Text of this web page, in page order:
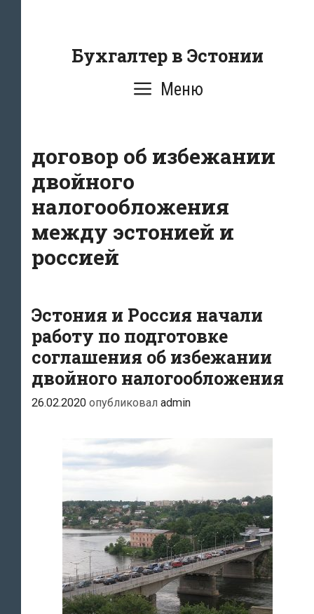
содержаниюБухгалтер в Эстонии
Меню
договор об избежании
двойного
налогообложения
между эстонией и
россией
Эстония и Россия начали
работу по подготовке
соглашения об избежании
двойного налогообложения
26.02.2020 опубликовал admin